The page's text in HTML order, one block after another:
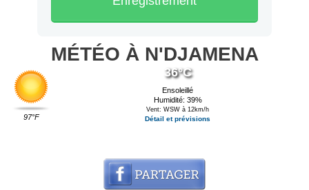
MÉTÉO À N'DJAMENA
97°F
36°C
Ensoleillé
Humidité: 39%
Vent: WSW à 12km/h
Détail et prévisions